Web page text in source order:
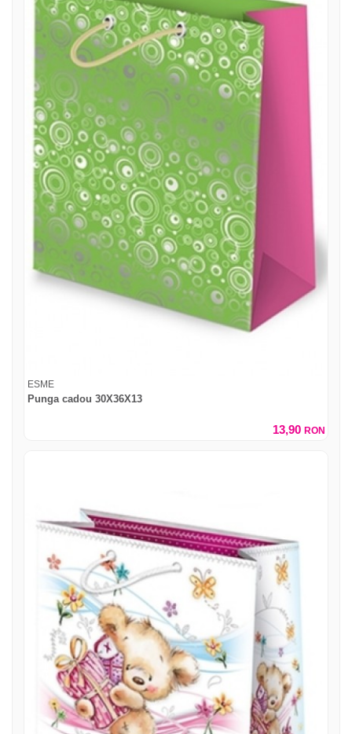
ESME
Punga cadou 30X36X13
13,90 RON